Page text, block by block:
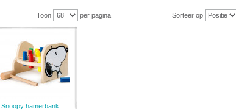
Toon per pagina Sorteer op
Snoopy hamerbank